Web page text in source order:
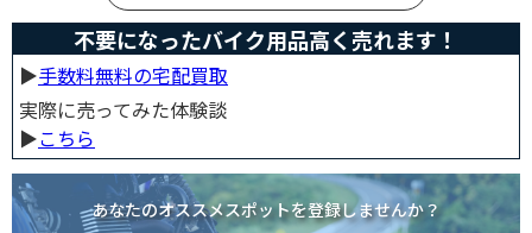
不要になったバイク用品高く売れます！
▶︎手数料無料の宅配買取
実際に売ってみた体験談
▶︎こちら
あなたのオススメスポットを登録しませんか？